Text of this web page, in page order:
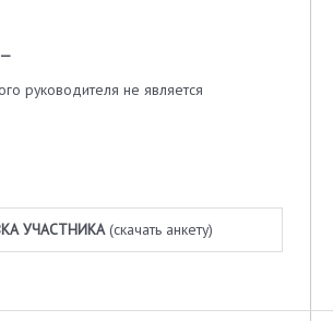
руководителя не является
УЧАСТНИКА(скачать анкету)